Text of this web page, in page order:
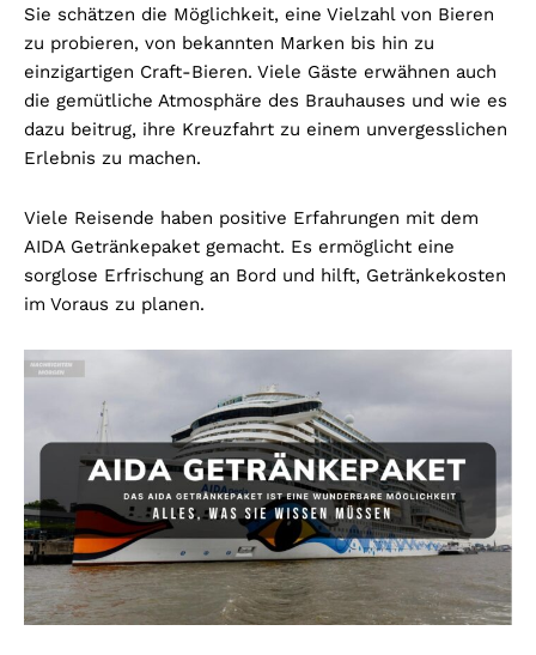
Sie schätzen die Möglichkeit, eine Vielzahl von Bieren
zu probieren, von bekannten Marken bis hin zu
einzigartigen Craft-Bieren. Viele Gäste erwähnen auch
die gemütliche Atmosphäre des Brauhauses und wie es
dazu beitrug, ihre Kreuzfahrt zu einem unvergesslichen
Erlebnis zu machen.
Viele Reisende haben positive Erfahrungen mit dem
AIDA Getränkepaket gemacht. Es ermöglicht eine
sorglose Erfrischung an Bord und hilft, Getränkekosten
im Voraus zu planen.